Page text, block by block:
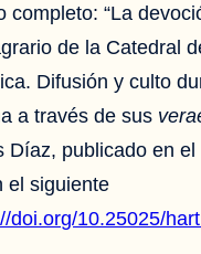
completo: “La
de la Catedral
Difusión y culto
a través de sus
Díaz, publicado en
el siguiente
doi.org/10.25025/